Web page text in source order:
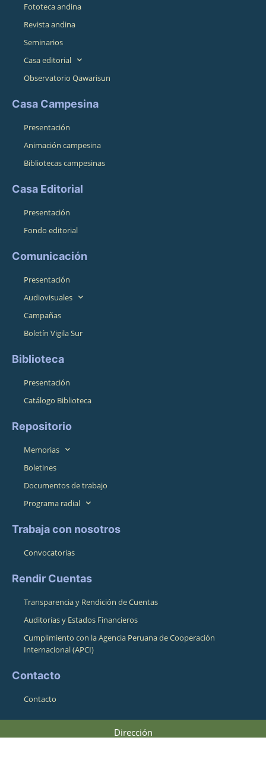
Fototeca andina
Revista andina
Seminarios
Casa editorial
Observatorio Qawarisun
Casa Campesina
Presentación
Animación campesina
Bibliotecas campesinas
Casa Editorial
Presentación
Fondo editorial
Comunicación
Presentación
Audiovisuales
Campañas
Boletín Vigila Sur
Biblioteca
Presentación
Catálogo Biblioteca
Repositorio
Memorias
Boletines
Documentos de trabajo
Programa radial
Trabaja con nosotros
Convocatorias
Rendir Cuentas
Transparencia y Rendición de Cuentas
Auditorías y Estados Financieros
Cumplimiento con la Agencia Peruana de Cooperación
Internacional (APCI)
Contacto
Contacto
Dirección